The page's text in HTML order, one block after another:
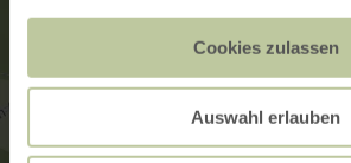
Cookies zulassen
Auswahl erlauben